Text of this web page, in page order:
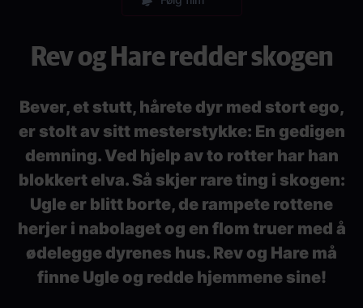
Rev og Hare redder skogen
Bever, et stutt, hårete dyr med stort ego,
er stolt av sitt mesterstykke: En gedigen
demning. Ved hjelp av to rotter har han
blokkert elva. Så skjer rare ting i skogen:
Ugle er blitt borte, de rampete rottene
herjer i nabolaget og en flom truer med å
ødelegge dyrenes hus. Rev og Hare må
finne Ugle og redde hjemmene sine!